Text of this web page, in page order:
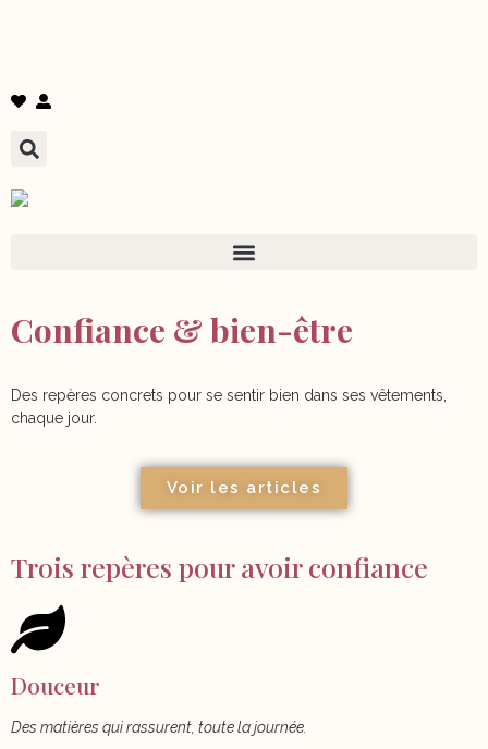
Confiance & bien-être
Des repères concrets pour se sentir bien dans ses vêtements,
chaque jour.
Voir les articles
Trois repères pour avoir confiance
Douceur
Des matières qui rassurent, toute la journée.